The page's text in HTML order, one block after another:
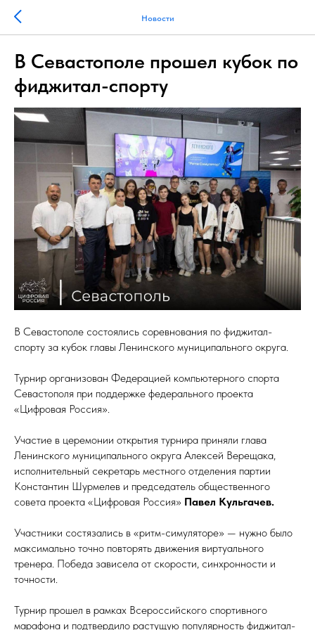
Новости
В Севастополе прошел кубок по
фиджитал-спорту
В Севастополе состоялись соревнования по фиджитал-
спорту за кубок главы Ленинского муниципального округа.
Турнир организован Федерацией компьютерного спорта
Севастополя при поддержке федерального проекта
«Цифровая Россия».
Участие в церемонии открытия турнира приняли глава
Ленинского муниципального округа Алексей Верещака,
исполнительный секретарь местного отделения партии
Константин Шурмелев и председатель общественного
совета проекта «Цифровая Россия» Павел Кульгачев.
Участники состязались в «ритм-симуляторе» — нужно было
максимально точно повторять движения виртуального
тренера. Победа зависела от скорости, синхронности и
точности.
Турнир прошел в рамках Всероссийского спортивного
марафона и подтвердило растущую популярность фиджитал-